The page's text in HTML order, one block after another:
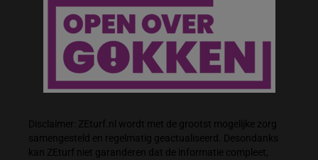
Disclaimer: ZEturf.nl wordt met de grootst mogelijke zorg
samengesteld en regelmatig geactualiseerd. Desondanks
kan ZEturf niet garanderen dat de informatie compleet,